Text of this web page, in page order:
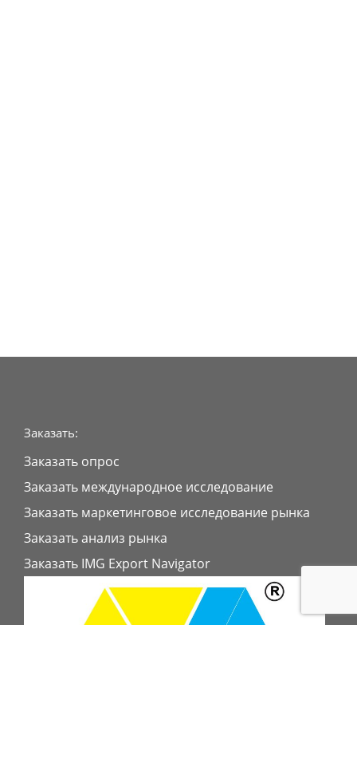
Заказать:
Заказать опрос
Заказать международное исследование
Заказать маркетинговое исследование рынка
Заказать анализ рынка
Заказать IMG Export Navigator